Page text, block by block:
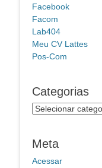
Facebook
Facom
Lab404
Meu CV Lattes
Pos-Com
Categorias
Categorias
Meta
Acessar